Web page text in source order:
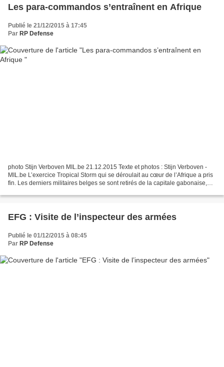
Les para-commandos s’entraînent en Afrique
Publié le 21/12/2015 à 17:45
Par RP Defense
photo Stijn Verboven MIL.be 21.12.2015 Texte et photos : Stijn Verboven -
MIL.be L’exercice Tropical Storm qui se déroulait au cœur de l’Afrique a pris
fin. Les derniers militaires belges se sont retirés de la capitale gabonaise,
EFG : Visite de l’inspecteur des armées
Publié le 01/12/2015 à 08:45
Par RP Defense